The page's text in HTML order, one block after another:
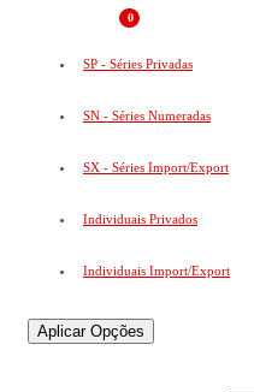
0
SP - Séries Privadas
SN - Séries Numeradas
SX - Séries Import/Export
Individuais Privados
Individuais Import/Export
Aplicar Opções